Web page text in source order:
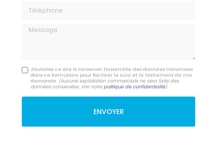
Message
J'autorise ce site à conserver l'ensemble des données transmises
dans ce formulaire pour faciliter le suivi et le traitement de ma
demande. (Aucune exploitation commerciale ne sera faite des
données conservées. Voir notrepolitique de confidentialité)